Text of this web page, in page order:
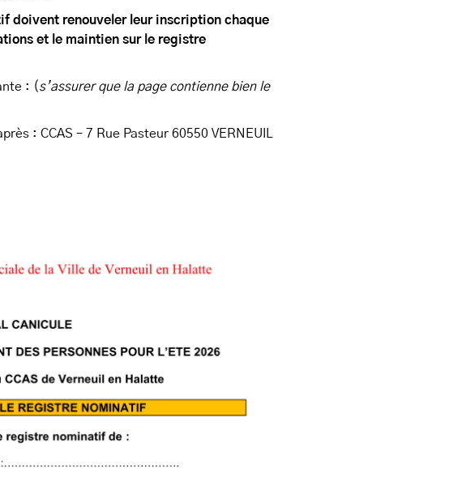
doivent renouveler leur inscription chaque
et le maintien sur le registre
: (s’assurer que la page contienne bien le
: CCAS – 7 Rue Pasteur 60550 VERNEUIL